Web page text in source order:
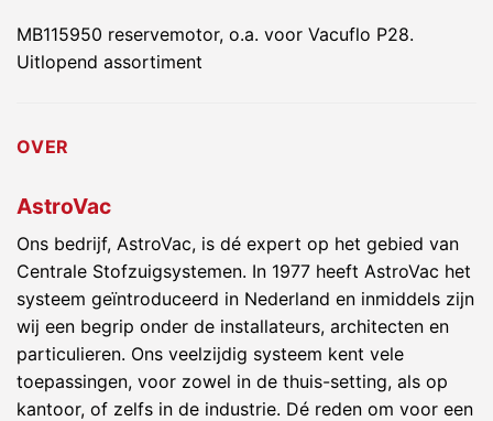
MB115950 reservemotor, o.a. voor Vacuflo P28.
Uitlopend assortiment
OVER
AstroVac
Ons bedrijf, AstroVac, is dé expert op het gebied van
Centrale Stofzuigsystemen. In 1977 heeft AstroVac het
systeem geïntroduceerd in Nederland en inmiddels zijn
wij een begrip onder de installateurs, architecten en
particulieren. Ons veelzijdig systeem kent vele
toepassingen, voor zowel in de thuis-setting, als op
kantoor, of zelfs in de industrie. Dé reden om voor een